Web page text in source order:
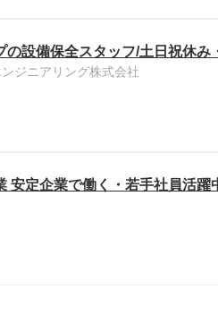
の設備保全スタッフ/土日祝休み
ジニアリング株式会社
安定企業で働く・若手社員活躍